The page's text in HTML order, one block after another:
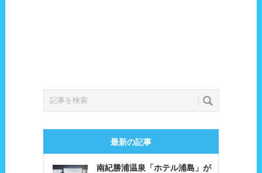
最新の記事
南紀勝浦温泉「ホテル浦島」が